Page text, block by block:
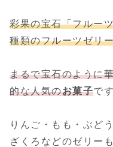
彩果の宝石「フルー
種類のフルーツゼリ
まるで宝石のように
的な人気のお菓子です
りんご・もも・ぶど
ざくろなどのゼリー